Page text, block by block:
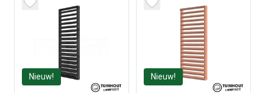
Nieuw! Nieuw!